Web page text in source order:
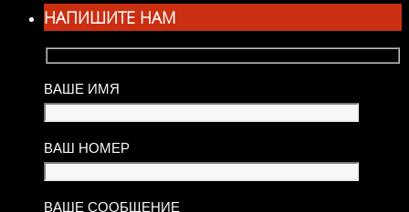
НАПИШИТЕ НАМ
ВАШЕ ИМЯ
ВАШ НОМЕР
ВАШЕ СООБЩЕНИЕ